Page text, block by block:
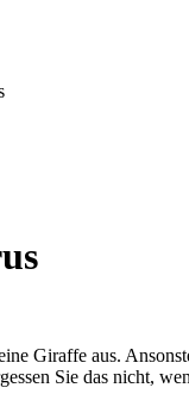
Giraffe aus.
Sie das nicht,